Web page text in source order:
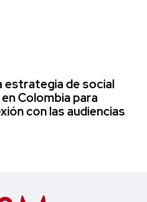
estrategia de social
Colombia para
con las audiencias